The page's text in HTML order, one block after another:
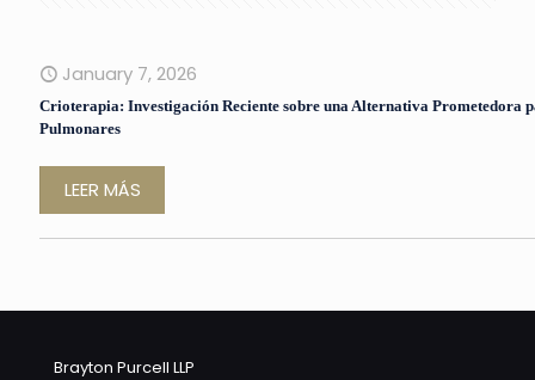
January 7, 2026
Crioterapia: Investigación Reciente sobre una Alternativa Prometedora
Pulmonares
LEER MÁS
Brayton Purcell LLP